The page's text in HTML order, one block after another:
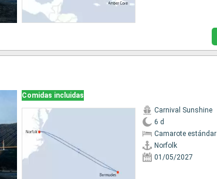
Comidas incluidas
Carnival Sunshine
6 d
Camarote estándar
Norfolk
01/05/2027